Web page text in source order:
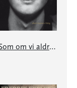
Som om vi aldrig hade gått här